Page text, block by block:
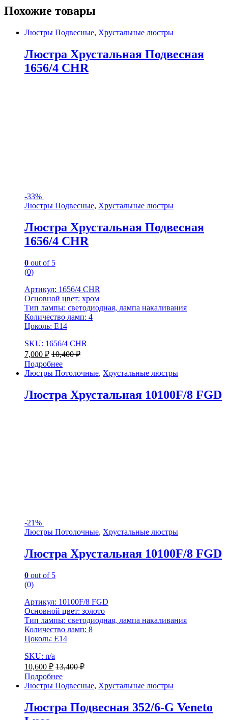
Похожие товары
Люстры Подвесные, Хрустальные люстры
Люстра Хрустальная Подвесная
1656/4 CHR
-33%
Люстры Подвесные, Хрустальные люстры
Люстра Хрустальная Подвесная
1656/4 CHR
0 out of 5
(0)
Артикул: 1656/4 CHR
Основной цвет: хром
Тип лампы: светодиодная, лампа накаливания
Количество ламп: 4
Цоколь: E14
SKU: 1656/4 CHR
7,000 ₽ 10,400₽
Подробнее
Люстры Потолочные, Хрустальные люстры
Люстра Хрустальная 10100F/8 FGD
-21%
Люстры Потолочные, Хрустальные люстры
Люстра Хрустальная 10100F/8 FGD
0 out of 5
(0)
Артикул: 10100F/8 FGD
Основной цвет: золото
Тип лампы: светодиодная, лампа накаливания
Количество ламп: 8
Цоколь: Е14
SKU: n/a
10,600 ₽ 13,400₽
Подробнее
Люстры Подвесные, Хрустальные люстры
Люстра Подвесная 352/6-G Veneto